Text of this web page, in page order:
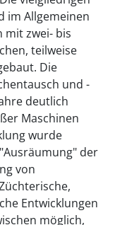
im Allgemeinen
mit zwei- bis
teilweise
Die
und -
deutlich
Maschinen
wurde
der
von
Entwicklungen
möglich,